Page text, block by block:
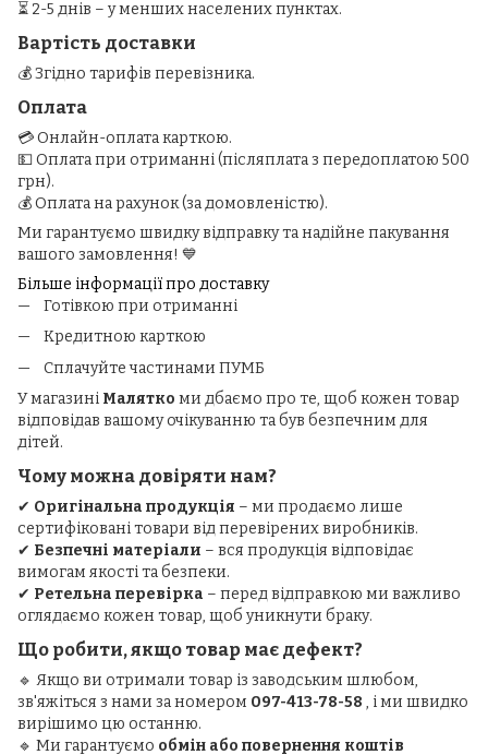
⏳ 2-5 днів – у менших населених пунктах.
Вартість доставки
💰 Згідно тарифів перевізника.
Оплата
💳 Онлайн-оплата карткою.
💵 Оплата при отриманні (післяплата з передоплатою 500
грн).
💰 Оплата на рахунок (за домовленістю).
Ми гарантуємо швидку відправку та надійне пакування
вашого замовлення! 💙
Більше інформації про доставку
Готівкою при отриманні
Кредитною карткою
Сплачуйте частинами ПУМБ
У магазині Малятко ми дбаємо про те, щоб кожен товар
відповідав вашому очікуванню та був безпечним для
дітей.
Чому можна довіряти нам?
✔ Оригінальна продукція – ми продаємо лише
сертифіковані товари від перевірених виробників.
✔ Безпечні матеріали – вся продукція відповідає
вимогам якості та безпеки.
✔ Ретельна перевірка – перед відправкою ми важливо
оглядаємо кожен товар, щоб уникнути браку.
Що робити, якщо товар має дефект?
🔹 Якщо ви отримали товар із заводським шлюбом,
зв'яжіться з нами за номером 097-413-78-58 , і ми швидко
вирішимо цю останню.
🔹 Ми гарантуємо обмін або повернення коштів